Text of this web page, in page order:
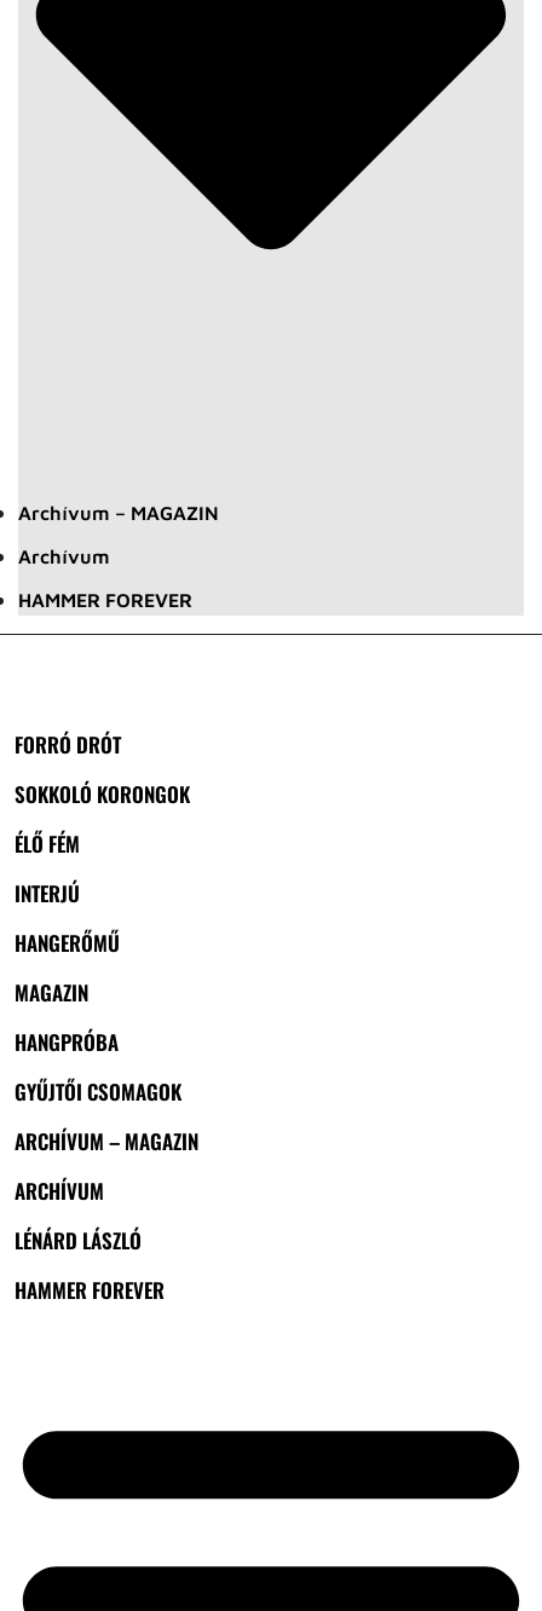
Archívum – MAGAZIN
Archívum
HAMMER FOREVER
FORRÓ DRÓT
SOKKOLÓ KORONGOK
ÉLŐ FÉM
INTERJÚ
HANGERŐMŰ
MAGAZIN
HANGPRÓBA
GYŰJTŐI CSOMAGOK
ARCHÍVUM – MAGAZIN
ARCHÍVUM
LÉNÁRD LÁSZLÓ
HAMMER FOREVER